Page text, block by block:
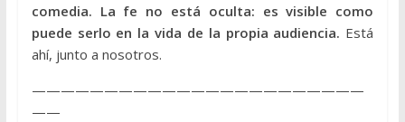
comedia. La fe no está oculta: es visible como
puede serlo en la vida de la propia audiencia. Está
ahí, junto a nosotros.
———————————————————————
——